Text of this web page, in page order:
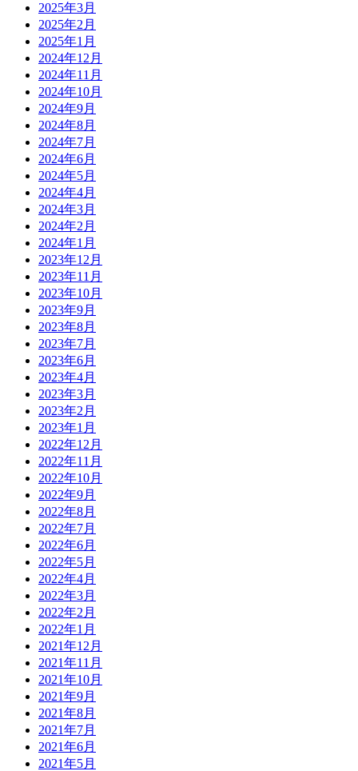
2025年3月
2025年2月
2025年1月
2024年12月
2024年11月
2024年10月
2024年9月
2024年8月
2024年7月
2024年6月
2024年5月
2024年4月
2024年3月
2024年2月
2024年1月
2023年12月
2023年11月
2023年10月
2023年9月
2023年8月
2023年7月
2023年6月
2023年4月
2023年3月
2023年2月
2023年1月
2022年12月
2022年11月
2022年10月
2022年9月
2022年8月
2022年7月
2022年6月
2022年5月
2022年4月
2022年3月
2022年2月
2022年1月
2021年12月
2021年11月
2021年10月
2021年9月
2021年8月
2021年7月
2021年6月
2021年5月